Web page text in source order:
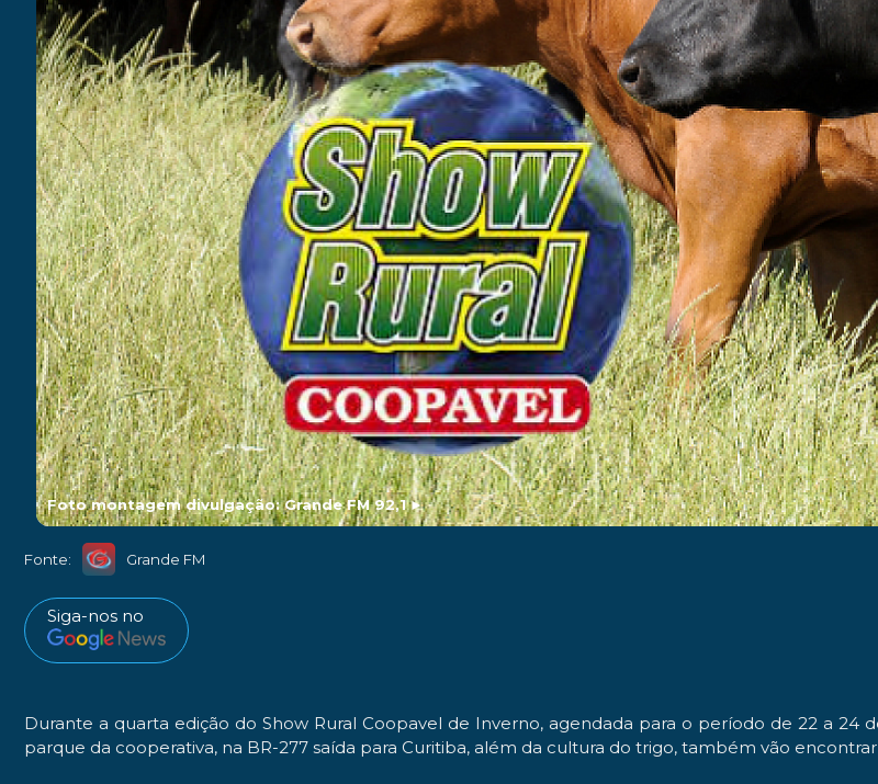
Foto montagem divulgação: Grande FM 92,1►
Fonte: Grande FM
Siga-nos no
Durante a quarta edição do Show Rural Coopavel de Inverno, agendada para o período de 22 a 24
parque da cooperativa, na BR-277 saída para Curitiba, além da cultura do trigo, também vão